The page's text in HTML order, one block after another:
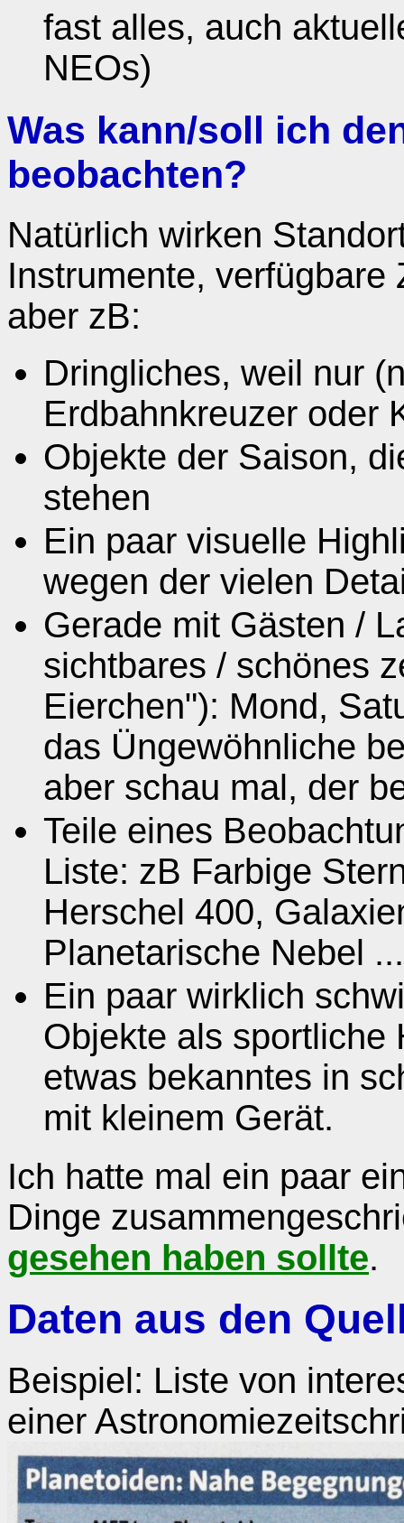
fast alles, auch
NEOs)
Was kann/soll ich
beobachten?
Natürlich wirken
Instrumente,
aber zB:
Dringliches, weil nur
Erdbahnkreuzer oder
Objekte der Saison,
stehen
Ein paar visuelle
wegen der vielen
Gerade mit Gästen /
sichtbares / schönes
Eierchen"): Mond,
das Üngewöhnliche
aber schau mal, der
Teile eines
Liste: zB Farbige
Herschel 400,
Planetarische Nebel ...
Ein paar wirklich
Objekte als sportliche
etwas bekanntes in
mit kleinem Gerät.
Ich hatte mal ein paar
Dinge
gesehen haben sollte.
Daten aus den
Beispiel: Liste von
einer